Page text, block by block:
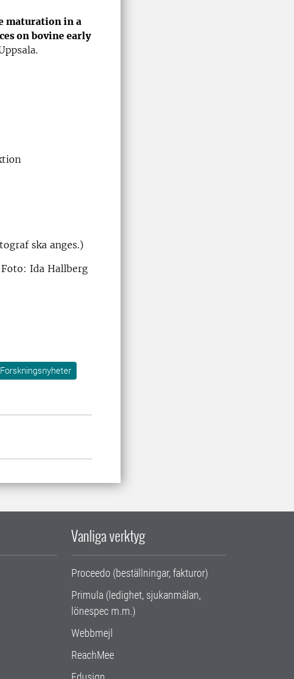
maturation in a
on bovine early
ska anges.)
Foto: Ida Hallberg
Forskningsnyheter
Vanliga verktyg
Proceedo (beställningar, fakturor)
Primula (ledighet, sjukanmälan,
lönespec m.m.)
Webbmejl
ReachMee